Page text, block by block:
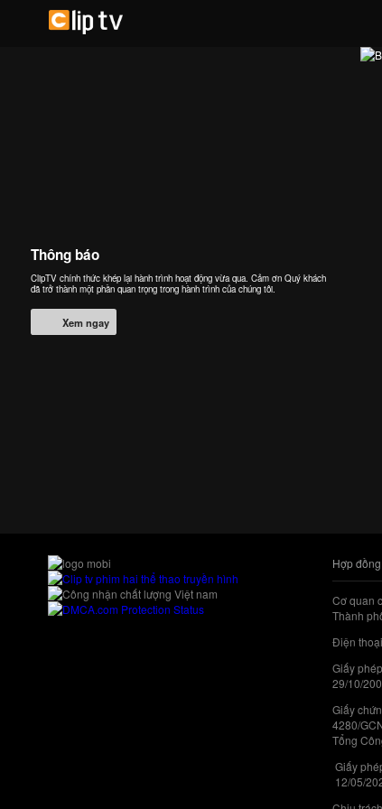
Thông báo
ClipTV chính thức khép lại hành trình hoạt động vừa qua. Cảm ơn Quý khách
đã trở thành một phần quan trọng trong hành trình của chúng tôi.
Xem ngay
Hợp đồng
Cơ quan
Thành
Điện
Giấy
29/10/
Giấy
4280/
Tổng
Giấy
12/05/